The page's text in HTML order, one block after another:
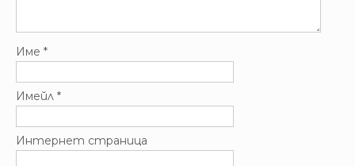
Име *
Имейл *
Интернет страница